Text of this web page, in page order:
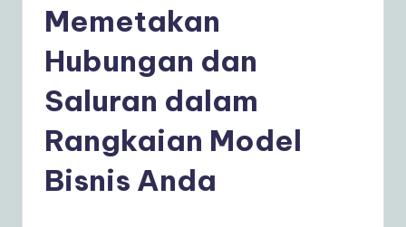
In
Memetakan
Hubungan dan
Saluran dalam
Rangkaian Model
Bisnis Anda